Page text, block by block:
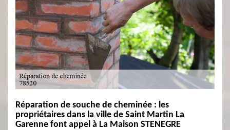
Réparation de souche de cheminée : les
propriétaires dans la ville de Saint Martin La
Garenne font appel à La Maison STENEGRE